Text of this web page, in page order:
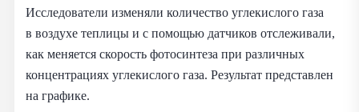
Исследователи изменяли количество углекислого газа
в воздухе теплицы и с помощью датчиков отслеживали,
как меняется скорость фотосинтеза при различных
концентрациях углекислого газа. Результат представлен
на графике.